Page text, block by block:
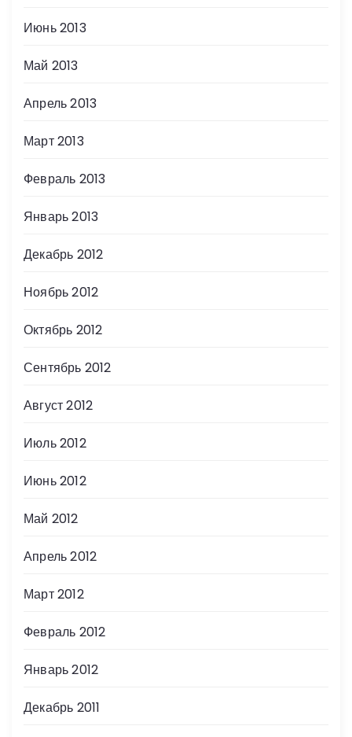
Июнь 2013
Май 2013
Апрель 2013
Март 2013
Февраль 2013
Январь 2013
Декабрь 2012
Ноябрь 2012
Октябрь 2012
Сентябрь 2012
Август 2012
Июль 2012
Июнь 2012
Май 2012
Апрель 2012
Март 2012
Февраль 2012
Январь 2012
Декабрь 2011